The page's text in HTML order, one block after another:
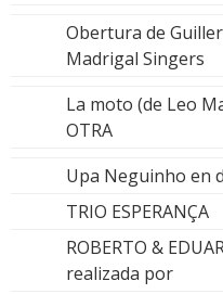
Obertura de
Madrigal Singers
La moto (de Leo
OTRA
Upa Neguinho en
TRIO ESPERANÇA
ROBERTO &
realizada por